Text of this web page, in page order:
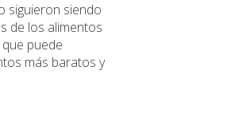
siguieron siendo
de los alimentos
puede
más baratos y